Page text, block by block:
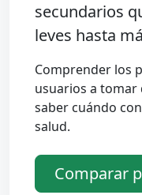
secundarios
leves hasta
Comprender los
usuarios a tomar
saber cuándo
salud.
Comparar